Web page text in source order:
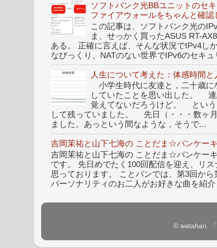
ソフトバンク光BBユニットのセ
ファイアウォールをちゃんと確認
この記事は、ソフトバンク光の
ま、せっかく買ったASUS RT-
ある。 正確に言えば、そんな状況でIPv4し
なびっくり、NATのない世界でIPv6のセキ
人生について考えた：体感時間
小学生時代に友達と，二十歳に
していたことを思い出した。
覚えてないだろうけど。 という
して残っていました。 先日（・・・数ヶ
ました。あっという間なような，そうで...
吉岡茉祐と山下七海の ことだま☆パンケー
吉岡茉祐と山下七海の ことだま☆パンケー
です。 先日めでたく100回配信を迎え、リ
思っております。 ことパンでは、第3回か
パーソナリティのお二人がお好きな曲を紹
© watahari.